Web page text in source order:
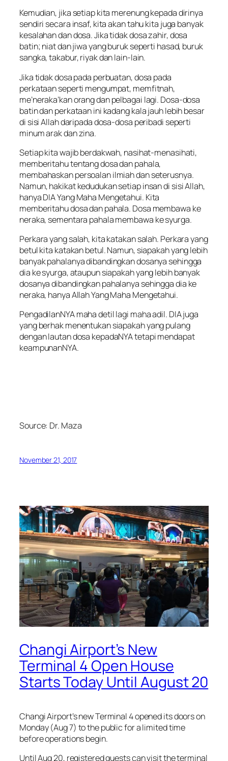
Kemudian, jika setiap kita merenung kepada dirinya
sendiri secara insaf, kita akan tahu kita juga banyak
kesalahan dan dosa. Jika tidak dosa zahir, dosa
batin; niat dan jiwa yang buruk seperti hasad, buruk
sangka, takabur, riyak dan lain-lain.
Jika tidak dosa pada perbuatan, dosa pada
perkataan seperti mengumpat, memfitnah,
me’neraka’kan orang dan pelbagai lagi. Dosa-dosa
batin dan perkataan ini kadang kala jauh lebih besar
di sisi Allah daripada dosa-dosa peribadi seperti
minum arak dan zina.
Setiap kita wajib berdakwah, nasihat-menasihati,
memberitahu tentang dosa dan pahala,
membahaskan persoalan ilmiah dan seterusnya.
Namun, hakikat kedudukan setiap insan di sisi Allah,
hanya DIA Yang Maha Mengetahui. Kita
memberitahu dosa dan pahala. Dosa membawa ke
neraka, sementara pahala membawa ke syurga.
Perkara yang salah, kita katakan salah. Perkara yang
betul kita katakan betul. Namun, siapakah yang lebih
banyak pahalanya dibandingkan dosanya sehingga
dia ke syurga, ataupun siapakah yang lebih banyak
dosanya dibandingkan pahalanya sehingga dia ke
neraka, hanya Allah Yang Maha Mengetahui.
PengadilanNYA maha detil lagi maha adil. DIA juga
yang berhak menentukan siapakah yang pulang
dengan lautan dosa kepadaNYA tetapi mendapat
keampunanNYA.
Source: Dr. Maza
November 21, 2017
Changi Airport’s New
Terminal 4 Open House
Starts Today Until August 20
Changi Airport’s new Terminal 4 opened its doors on
Monday (Aug 7) to the public for a limited time
before operations begin.
Until Aug 20, registered guests can visit the terminal